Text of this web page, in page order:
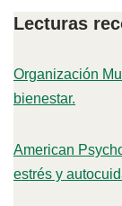
Lecturas
Organización
bienestar.
American
estrés y